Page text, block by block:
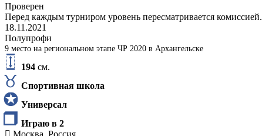
Проверен
Перед каждым турниром уровень пересматривается комиссией.
18.11.2021
Полупрофи
9 место на региональном этапе ЧР 2020 в Архангельске
194 см.
Спортивная школа
Универсал
Играю в 2
Москва, Россия